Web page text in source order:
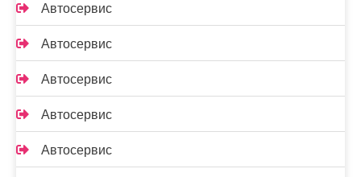
Автосервис
Автосервис
Автосервис
Автосервис
Автосервис